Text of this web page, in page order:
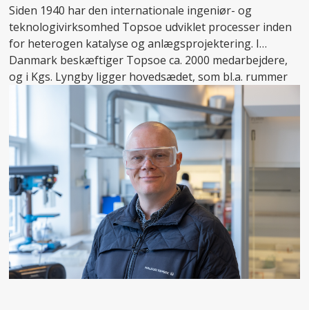
Siden 1940 har den internationale ingeniør- og
teknologivirksomhed Topsoe udviklet processer inden
for heterogen katalyse og anlægsprojektering. I
Danmark beskæftiger Topsoe ca. 2000 medarbejdere,
og i Kgs. Lyngby ligger hovedsædet, som bl.a. rummer
adskillige laboratorier, der danner rammen om
virksomhedens forskningsarbejde.